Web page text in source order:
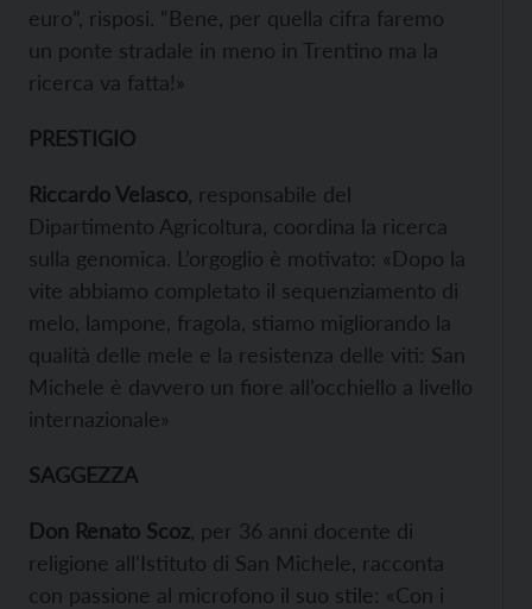
euro”, risposi. “Bene, per quella cifra faremo
un ponte stradale in meno in Trentino ma la
ricerca va fatta!»
PRESTIGIO
Riccardo Velasco , responsabile del
Dipartimento Agricoltura, coordina la ricerca
sulla genomica. L’orgoglio è motivato: «Dopo la
vite abbiamo completato il sequenziamento di
melo, lampone, fragola, stiamo migliorando la
qualità delle mele e la resistenza delle viti: San
Michele è davvero un fiore all’occhiello a livello
internazionale»
SAGGEZZA
Don Renato Scoz , per 36 anni docente di
religione all'Istituto di San Michele, racconta
con passione al microfono il suo stile: «Con i